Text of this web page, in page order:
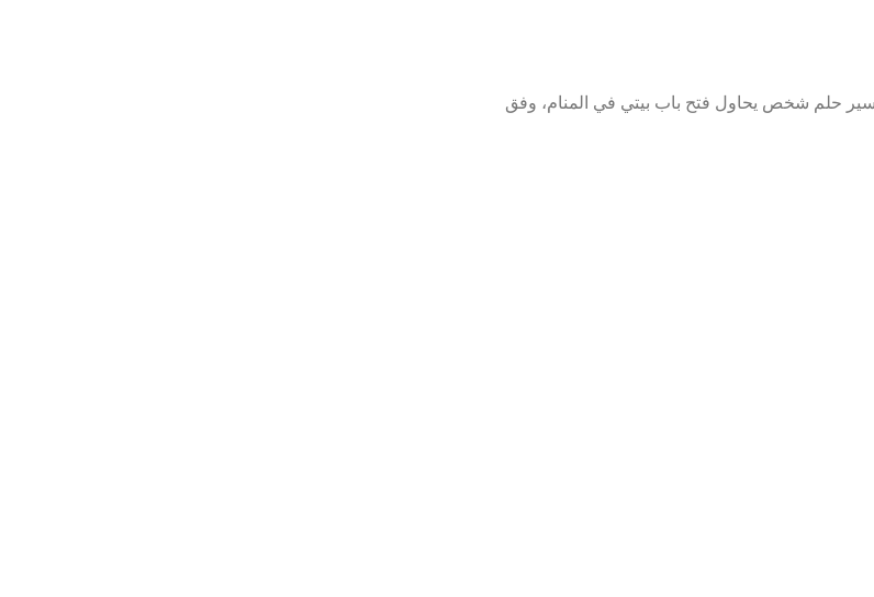
حلم شخص يحاول فتح باب بيتي في المنام، وفق